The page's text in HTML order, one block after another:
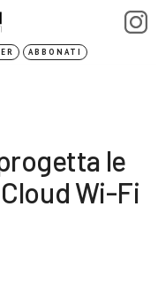
ABBONATI
le
Wi-Fi